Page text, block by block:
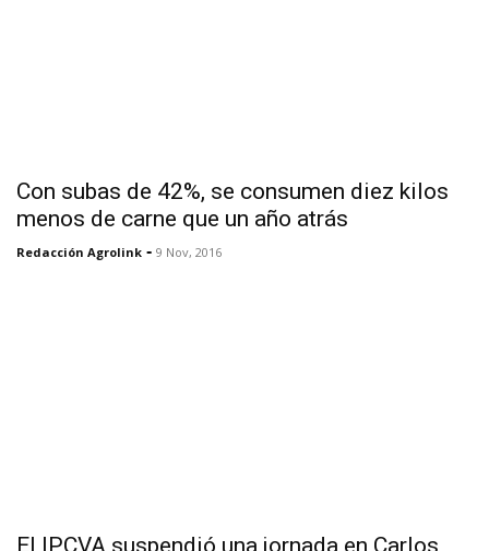
Con subas de 42%, se consumen diez kilos
menos de carne que un año atrás
Redacción Agrolink - 9 Nov, 2016
El IPCVA suspendió una jornada en Carlos